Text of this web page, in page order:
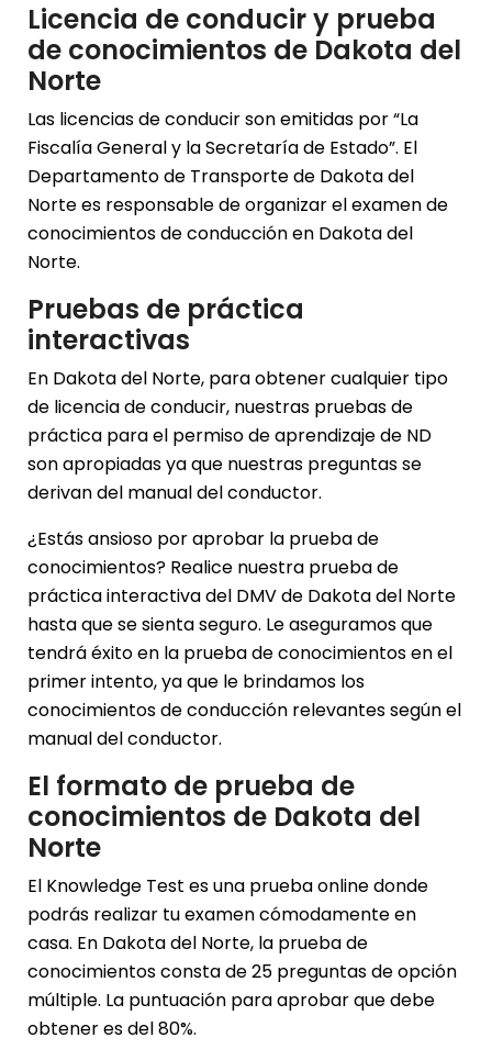
Licencia de conducir y prueba
de conocimientos de Dakota del
Norte
Las licencias de conducir son emitidas por “La
Fiscalía General y la Secretaría de Estado”. El
Departamento de Transporte de Dakota del
Norte es responsable de organizar el examen de
conocimientos de conducción en Dakota del
Norte.
Pruebas de práctica
interactivas
En Dakota del Norte, para obtener cualquier tipo
de licencia de conducir, nuestras pruebas de
práctica para el permiso de aprendizaje de ND
son apropiadas ya que nuestras preguntas se
derivan del manual del conductor.
¿Estás ansioso por aprobar la prueba de
conocimientos? Realice nuestra prueba de
práctica interactiva del DMV de Dakota del Norte
hasta que se sienta seguro. Le aseguramos que
tendrá éxito en la prueba de conocimientos en el
primer intento, ya que le brindamos los
conocimientos de conducción relevantes según el
manual del conductor.
El formato de prueba de
conocimientos de Dakota del
Norte
El Knowledge Test es una prueba online donde
podrás realizar tu examen cómodamente en
casa. En Dakota del Norte, la prueba de
conocimientos consta de 25 preguntas de opción
múltiple. La puntuación para aprobar que debe
obtener es del 80%.